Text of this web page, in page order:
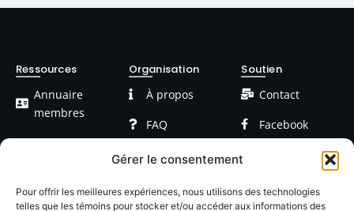
Gérer le consentement
Pour offrir les meilleures expériences, nous utilisons des technologies
telles que les témoins pour stocker et/ou accéder aux informations des
Ressources
Annuaire
membres
Devenir
Blog / Articles
Organisation
À propos
FAQ
Formations
Événements
Soutien
Contact
Facebook